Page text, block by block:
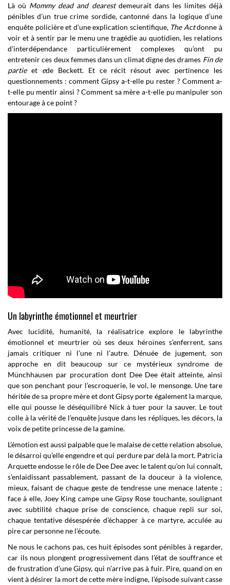
Là où Mommy dead and dearestdemeurait dans les limites déjà
pénibles d’un true crime sordide, cantonné dans la logique d’une
enquête policière et d’une explication scientifique, The Actdonne à
voir et à sentir par le menu une tragédie au quotidien, les relations
d’interdépendance particulièrement complexes qu’ont pu
entretenir ces deux femmes dans un climat digne des drames Fin de
partieet ede Beckett. Et ce récit résout avec pertinence les
questionnements : comment Gipsy a-t-elle pu rester ? Comment a-
t-elle pu mentir ainsi ? Comment sa mère a-t-elle pu manipuler son
entourage à ce point ?
Un labyrinthe émotionnel et meurtrier
Avec lucidité, humanité, la réalisatrice explore le labyrinthe
émotionnel et meurtrier où ses deux héroïnes s’enferrent, sans
jamais critiquer ni l’une ni l’autre. Dénuée de jugement, son
approche en dit beaucoup sur ce mystérieux syndrome de
Münchhausen par procuration dont Dee Dee était atteinte, ainsi
que son penchant pour l’escroquerie, le vol, le mensonge. Une tare
héritée de sa propre mère et dont Gipsy porte également la marque,
elle qui pousse le déséquilibré Nick à tuer pour la sauver. Le tout
colle à la vérité de l’enquête jusque dans les répliques, les décors, la
voix de petite princesse de la gamine.
L’émotion est aussi palpable que le malaise de cette relation absolue,
le désarroi qu’elle engendre et qui perdure par delà la mort. Patricia
Arquette endosse le rôle de Dee Dee avec le talent qu’on lui connaît,
s’enlaidissant passablement, passant de la douceur à la violence,
mieux, faisant de chaque geste de tendresse une menace latente ;
face à elle, Joey King campe une Gipsy Rose touchante, soulignant
avec subtilité chaque prise de conscience, chaque repli sur soi,
chaque tentative désespérée d’échapper à ce martyre, acculée au
pire car personne ne l’écoute.
Ne nous le cachons pas, ces huit épisodes sont pénibles à regarder,
car ils nous plongent progressivement dans l’état de souffrance et
de frustration d’une Gipsy, qui n’arrive pas à fuir. Pire, quand on en
vient à désirer la mort de cette mère indigne, l’épisode suivant casse